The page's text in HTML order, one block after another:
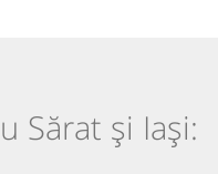
Sărat și Iași: